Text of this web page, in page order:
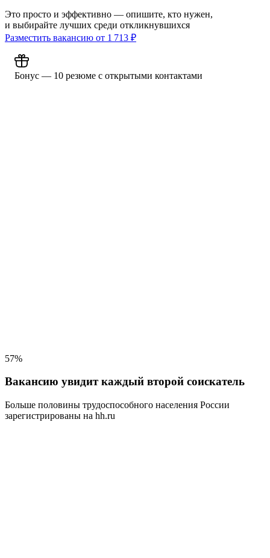
Это просто и эффективно — опишите, кто нужен,
и выбирайте лучших среди откликнувшихся
Разместить вакансию от 1 713 ₽
Бонус — 10 резюме с открытыми контактами
57%
Вакансию увидит каждый второй соискатель
Больше половины трудоспособного населения России
зарегистрированы на hh.ru